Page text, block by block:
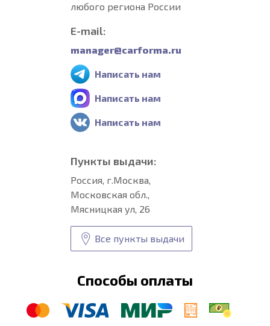
любого региона России
E-mail:
manager@carforma.ru
Написать нам
Написать нам
Написать нам
Пункты выдачи:
Россия, г.Москва,
Московская обл.,
Мясницкая ул, 26
Все пункты выдачи
Способы оплаты